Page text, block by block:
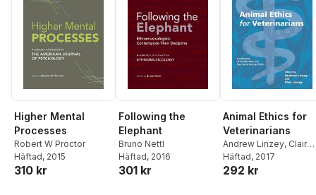
Higher Mental
Processes
Robert W Proctor
Häftad, 2015
310 kr
Following the
Elephant
Bruno Nettl
Häftad, 2016
301 kr
Animal Ethics for
Veterinarians
Andrew Linzey, Clair
Linzey
Häftad, 2017
292 kr